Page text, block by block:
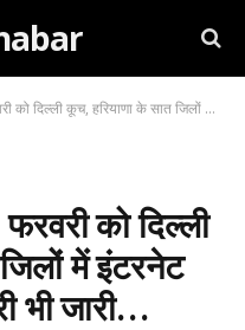
के सात जिलों में इंटरनेट बंद; ट्रैफिक एडवाइजरी भी जारी…
को दिल्ली
में इंटरनेट
भी जारी…